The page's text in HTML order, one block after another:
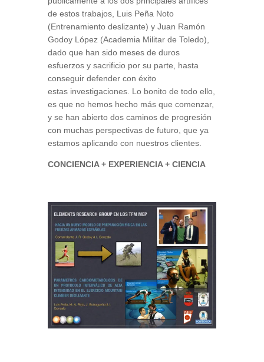
de estos trabajos, Luis Peña Noto
(Entrenamiento deslizante) y Juan Ramón
Godoy López (Academia Militar de Toledo),
dado que han sido meses de duros
esfuerzos y sacrificio por su parte, hasta
conseguir defender con éxito
estas investigaciones. Lo bonito de todo ello,
es que no hemos hecho más que comenzar,
y se han abierto dos caminos de progresión
con muchas perspectivas de futuro, que ya
estamos aplicando con nuestros clientes.
CONCIENCIA + EXPERIENCIA + CIENCIA